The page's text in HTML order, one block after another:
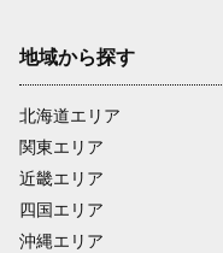
地域から探す
北海道エリア
関東エリア
近畿エリア
四国エリア
沖縄エリア